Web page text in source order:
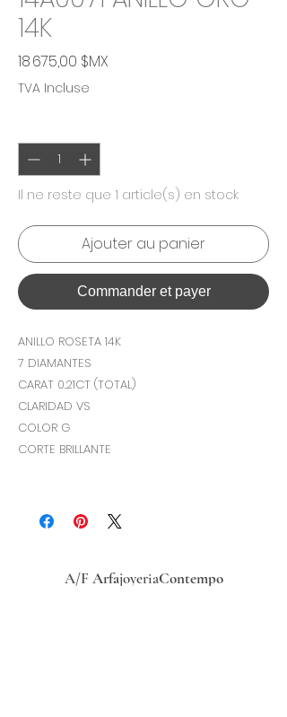
14K
18 675,00 $MX
TVA Incluse
Il ne reste que 1 article(s) en stock
Ajouter au panier
Commander et payer
ANILLO ROSETA 14K
7 DIAMANTES
CARAT 0.21CT (TOTAL)
CLARIDAD VS
COLOR G
CORTE BRILLANTE
A/F ArfajoyeriaContempo